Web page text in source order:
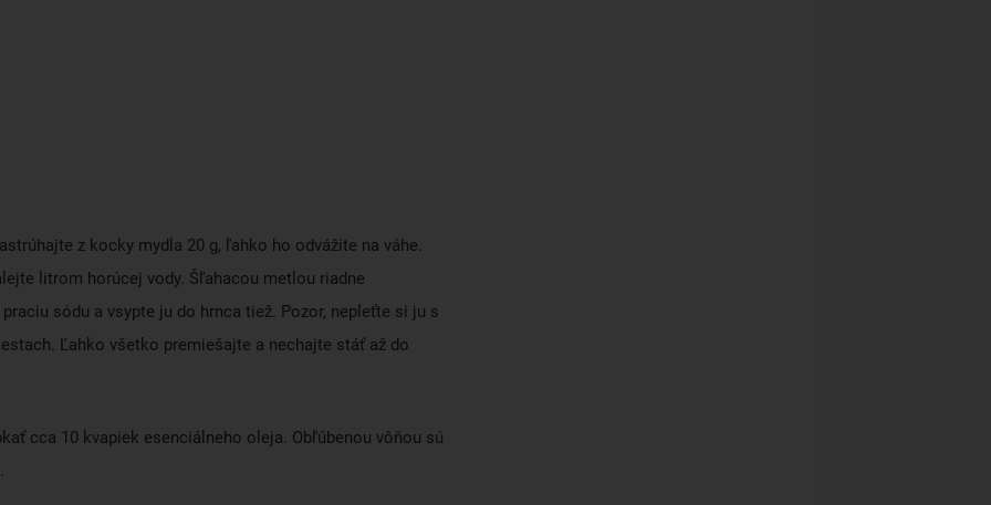
z kocky mydla 20 g, ľahko ho odvážite na váhe.
litrom horúcej vody. Šľahacou metlou riadne
sódu a vsypte ju do hrnca tiež. Pozor, nepleťte si ju s
Ľahko všetko premiešajte a nechajte stáť až do
cca 10 kvapiek esenciálneho oleja. Obľúbenou vôňou sú